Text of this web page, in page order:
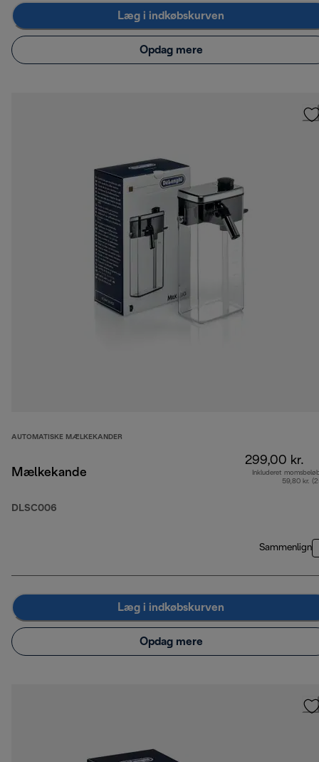
Læg i indkøbskurven
Opdag mere
AUTOMATISKE MÆLKEKANDER
Mælkekande
DLSC006
299,00 kr.
Inkluderet
59,80 kr.
Sammenlign
Læg i indkøbskurven
Opdag mere